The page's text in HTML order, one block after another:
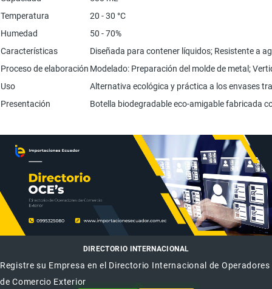
Temperatura
20 - 30 °C
Humedad
50 - 70%
Características
Diseñada para contener líquidos; Resistente a
Proceso de elaboración Modelado: Preparación del molde de metal;
Uso
Alternativa ecológica y práctica a los envases
Presentación
Botella biodegradable eco-amigable fabricada
DIRECTORIO INTERNACIONAL
Registre su Empresa en el Directorio Internacional de Operadores
de Comercio Exterior